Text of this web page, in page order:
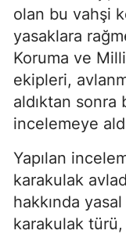
olan bu vahşi
yasaklara
Koruma ve
ekipleri,
aldıktan
incelemeye
Yapılan
karakulak
hakkında
karakulak